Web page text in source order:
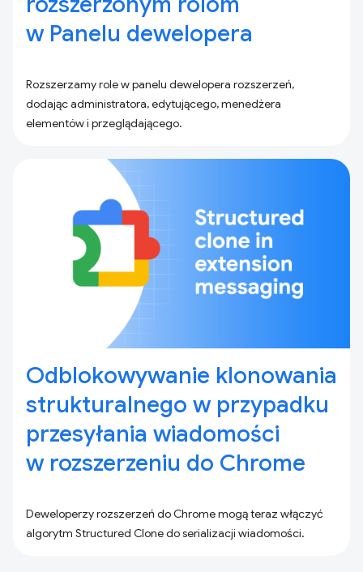
w Panelu dewelopera
Rozszerzamy role w panelu dewelopera rozszerzeń,
dodając administratora, edytującego, menedżera
elementów i przeglądającego.
Odblokowywanie klonowania
strukturalnego w przypadku
przesyłania wiadomości
w rozszerzeniu do Chrome
Deweloperzy rozszerzeń do Chrome mogą teraz włączyć
algorytm Structured Clone do serializacji wiadomości.